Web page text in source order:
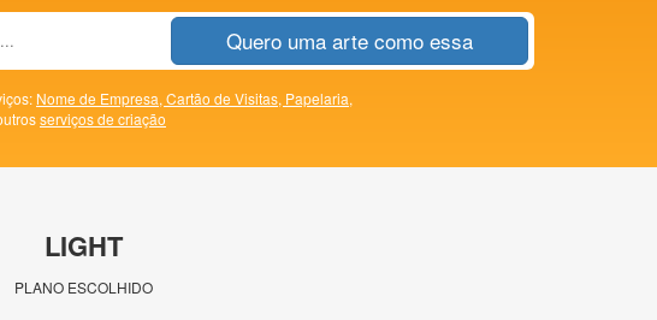
Quero uma arte como essa
Nome de Empresa, Cartão de Visitas, Papelaria,
serviços de criação
LIGHT
PLANO ESCOLHIDO